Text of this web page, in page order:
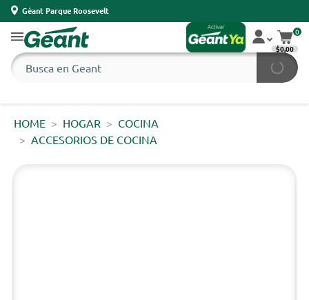
Géant Parque Roosevelt
0
$0,00
HOME HOGAR
COCINA
ACCESORIOS DE COCINA